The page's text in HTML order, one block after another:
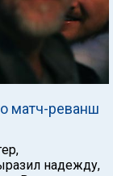
матч-реванш
надежду,